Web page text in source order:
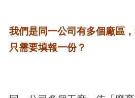
我們是同一公司有多個廠區
只需要填報一份？